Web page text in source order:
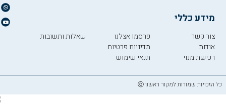
מידע כללי
צור קשר
אודות
רכישת מנוי
פרסמו אצלנו
מדיניות פרטיות
תנאי שימוש
שאלות ותשובות
כל הזכויות שמורות למקור ראשון ⓒ